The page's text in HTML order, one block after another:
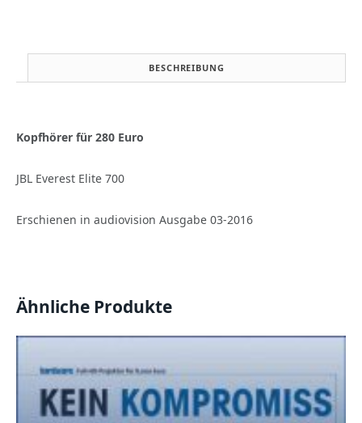
BESCHREIBUNG
Kopfhörer für 280 Euro
JBL Everest Elite 700
Erschienen in audiovision Ausgabe 03-2016
Ähnliche Produkte